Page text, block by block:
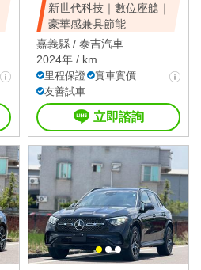
新世代科技｜數位座艙｜
豪華感兼具節能
嘉義縣 / 泰吉汽車
2024年 / km
里程保證
實車實價
友善試車
立即諮詢